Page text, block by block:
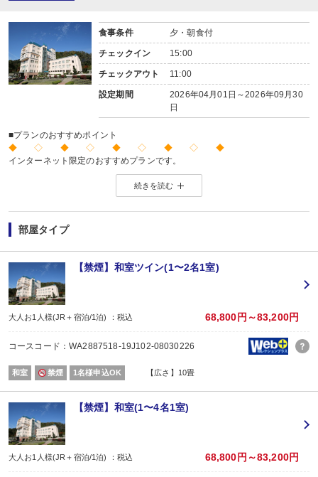
食事条件 夕・朝食付
チェックイン 15:00
チェックアウト 11:00
設定期間
2026年04月01日～2026年09月30
日
■プランのおすすめポイント
◆ ◇ ◆ ◇ ◆ ◇ ◆ ◇ ◆
インターネット限定のおすすめプランです。
※店頭・電話・メールでのお問合せや申込みは出来ません。
◆ ◇ ◆ ◇ ◆ ◇ ◆ ◇ ◆
【2名1室でご利用の場合】 おとな1名＋こども1名OK♪
2名1室でご利用の場合、
おとな1名＋こども1名ご利用でも、お子様はこども代金でOK♪
※通常「おとな1名＋こども1名」で2名1室ご利用の場合、お子様はおとなと同
■夕食
場所:
レストラン
内容:
【時間】17：30～20：30（17：30～／18：00～／18：30～） ※当日受付
■朝食
場所:
レストラン
内容:
和定食
【時間】7：00～9：00（7：00～／7：30～／8：00～）
続きを読む
部屋タイプ
【禁煙】和室ツイン(1〜2名1室)
大人お1人様(JR＋宿泊/1泊) ：税込 68,800円～83,200円
コースコード：WA2887518-19J102-08030226
和室 禁煙 1名様申込OK 【広さ】10畳
【禁煙】和室(1〜4名1室)
大人お1人様(JR＋宿泊/1泊) ：税込 68,800円～83,200円